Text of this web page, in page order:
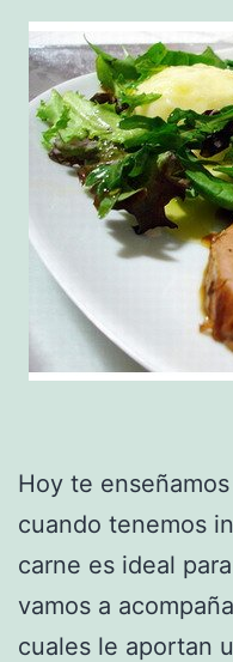
Hoy te
cuando tenemos
carne es ideal
vamos a
cuales le aportan